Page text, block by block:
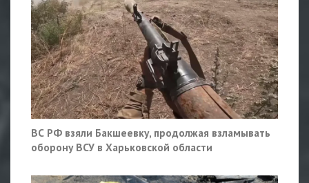
ВС РФ взяли Бакшеевку, продолжая взламывать
оборону ВСУ в Харьковской области